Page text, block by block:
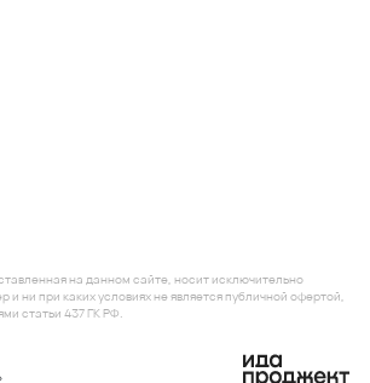
на данном сайте, носит исключительно
ни при каких условиях не является публичной офертой,
статьи 437 ГК РФ.